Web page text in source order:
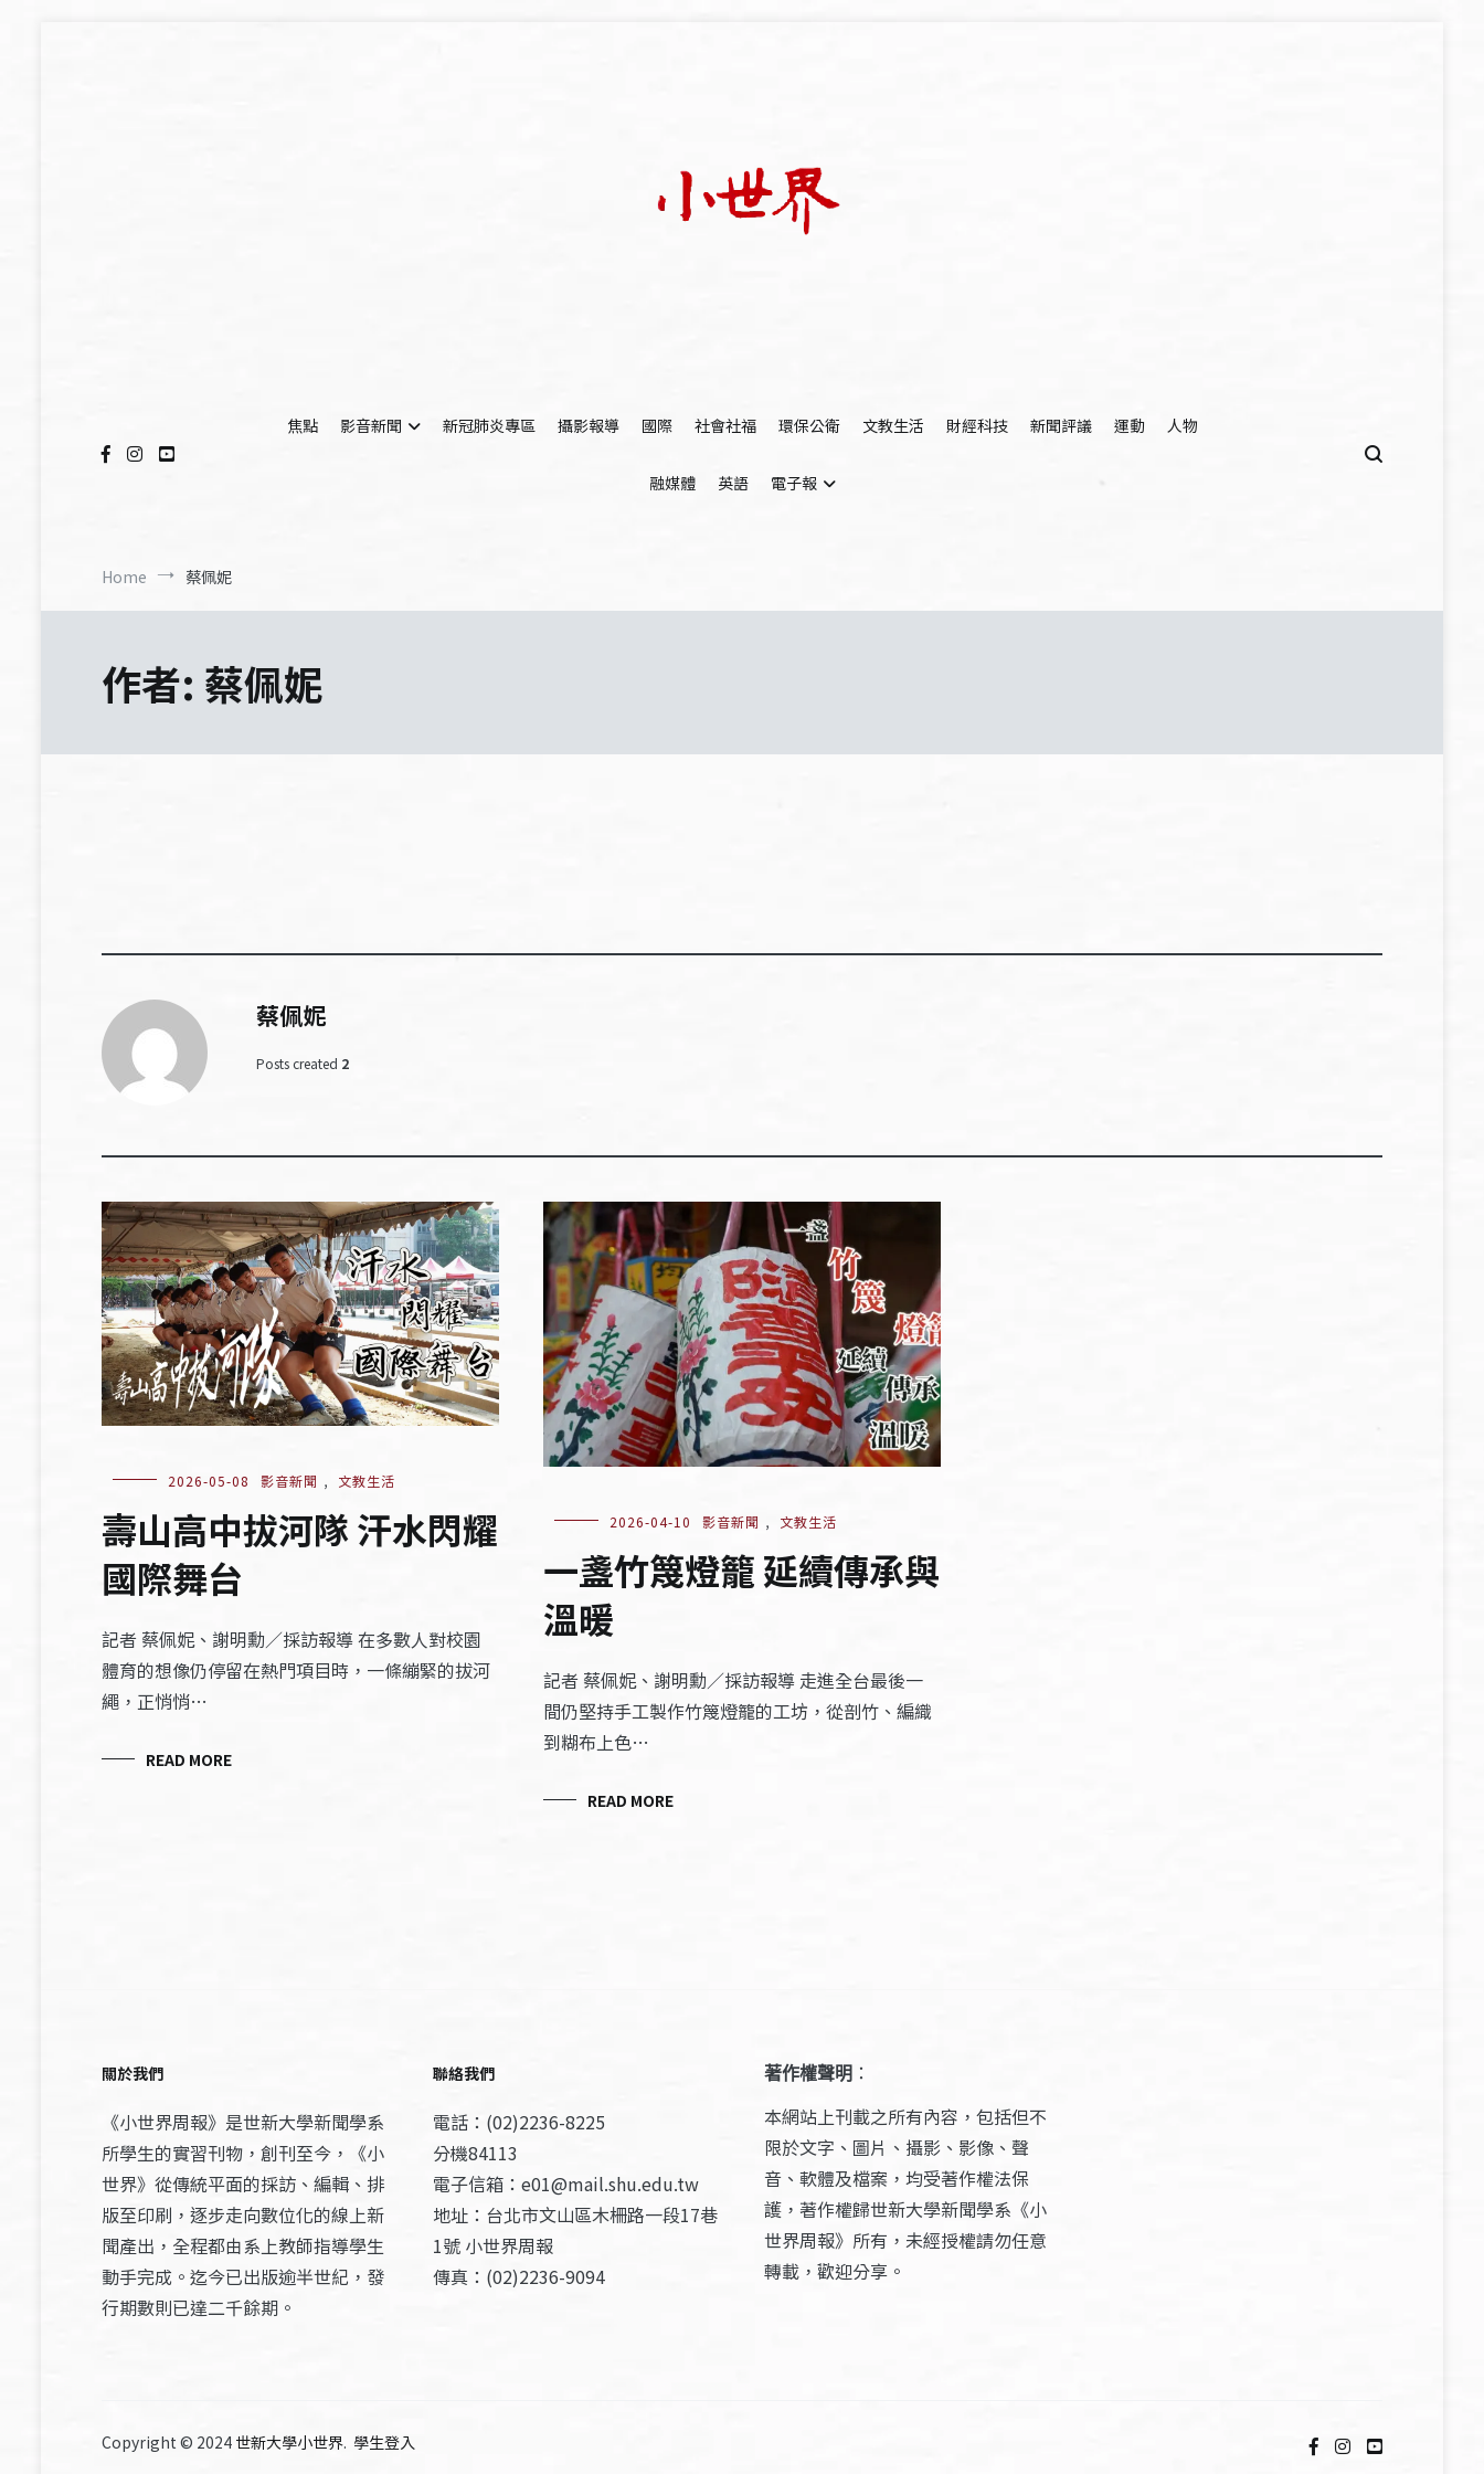
焦點
影音新聞 新冠肺炎專區 攝影報導 國際 社會社福 環保公衛 文教生活 財經科技 新聞評議 運動 人物
融媒體 英語 電子報
Home 蔡佩妮
作者: 蔡佩妮
蔡佩妮
Posts created 2
2026-05-08 影音新聞 , 文教生活
壽山高中拔河隊 汗水閃耀
國際舞台
記者 蔡佩妮、謝明勳／採訪報導 在多數人對校園
體育的想像仍停留在熱門項目時，一條繃緊的拔河
繩，正悄悄…
READ MORE
2026-04-10 影音新聞 , 文教生活
一盞竹篾燈籠 延續傳承與
溫暖
記者 蔡佩妮、謝明勳／採訪報導 走進全台最後一
間仍堅持手工製作竹篾燈籠的工坊，從剖竹、編織
到糊布上色…
READ MORE
關於我們
《小世界周報》是世新大學新聞學系
所學生的實習刊物，創刊至今，《小
世界》從傳統平面的採訪、編輯、排
版至印刷，逐步走向數位化的線上新
聞產出，全程都由系上教師指導學生
動手完成。迄今已出版逾半世紀，發
行期數則已達二千餘期。
聯絡我們
電話：(02)2236-8225
分機84113
電子信箱：e01@mail.shu.edu.tw
地址：台北市文山區木柵路一段17巷
1號 小世界周報
傳真：(02)2236-9094
著作權聲明 ：
本網站上刊載之所有內容，包括但不
限於文字、圖片、攝影、影像、聲
音、軟體及檔案，均受著作權法保
護，著作權歸世新大學新聞學系《小
世界周報》所有，未經授權請勿任意
轉載，歡迎分享。
Copyright © 2024 世新大學小世界. 學生登入